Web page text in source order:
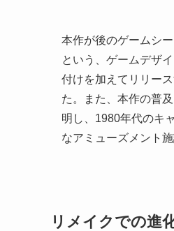
本作が後のゲームシ
という、ゲームデザ
付けを加えてリリー
た。また、本作の普
明し、1980年代のキ
なアミューズメント
リメイクでの進